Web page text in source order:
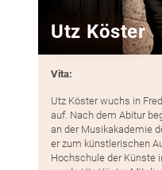
Utz Köster
Vita:
Utz Köster wuchs in
auf. Nach dem Abitur
an der Musikakademie
er zum künstlerischen
Hochschule der Künste